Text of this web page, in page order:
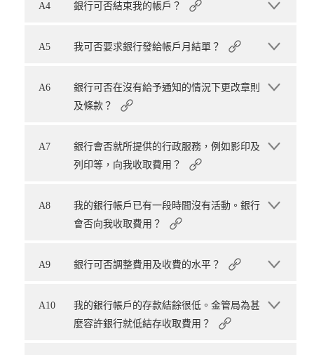
A4 銀行可否結束我的帳戶？
A5 我可否要求銀行發給帳戶月結單？
A6
銀行可否在沒有給予通知的情況下更改章則
及條款？
A7
銀行會否就所提供的行政服務，例如影印及
列印等，向我收取費用？
A8
我的銀行帳戶已有一段時間沒有活動。銀行
會否向我收取費用？
A9 銀行可否調整費用及收費的水平？
A10
我的銀行帳戶的存款結餘很低。金管局為甚
麼容許銀行就低結存收取費用？